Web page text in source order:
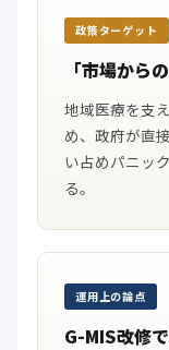
政策ターゲット
「市場から
地域医療を支
め、政府が直
い占めパニッ
る。
運用上の論点
G-MIS改修